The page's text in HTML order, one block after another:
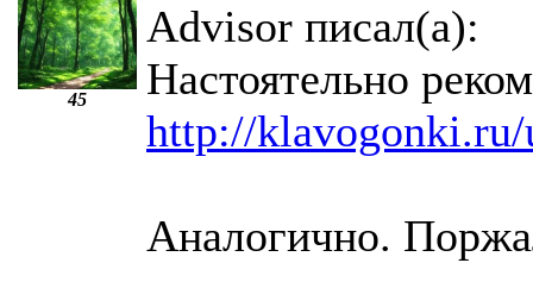
45
Advisor писал(а):
Настоятельно
http://klavogonki.ru/
Аналогично.